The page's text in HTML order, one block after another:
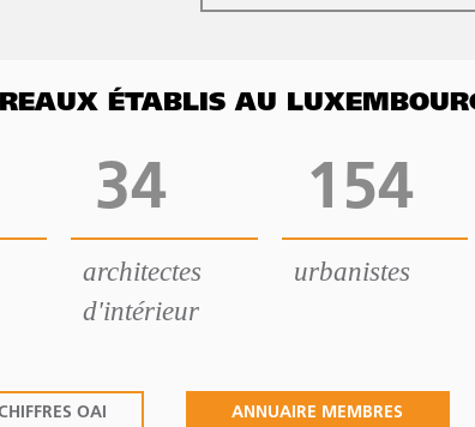
ÉTABLIS AU
34
architectes
d'intérieur
154
urbanistes
OAI ANNUAIRE MEMBRES